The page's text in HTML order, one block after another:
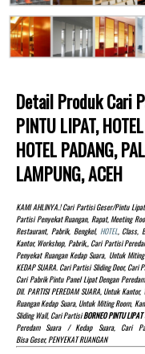
Detail Produk Cari
PINTU LIPAT,
HOTEL PADANG,
LAMPUNG, ACEH
KAMI AHLINYA.! Cari Partisi Geser/pintu
Partisi Penyekat Ruangan, Rapat, Meeting
Restaurant, Pabrik, Bengkel, HOTEL, Class,
Kantor, Workshop, Pabrik,, Cari Partisi
Penyekat Ruangan Kedap Suara, Untuk
KEDAP SUARA. Cari Partisi Sliding Door,
Cari Pabrik Pintu Panel Lipat Dengan
Dll. PARTISI PEREDAM SUARA, Untuk
Ruangan Kedap Suara, Untuk Miting Room,
Sliding Wall, Cari PartisiBORNEO PINTU LIPAT
Peredam Suara / Kedap Suara, Cari
Bisa Geser, PENYEKAT RUANGAN